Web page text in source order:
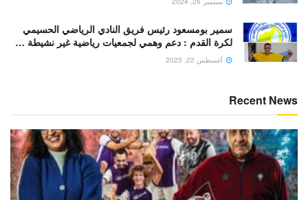
سمير بومسعود رئيس فريق النادي الرياضي الحسيمي
لكرة القدم : دعم وهمي لجمعيات رياضية غير نشيطة …
أغسطس 22, 2025
Recent News